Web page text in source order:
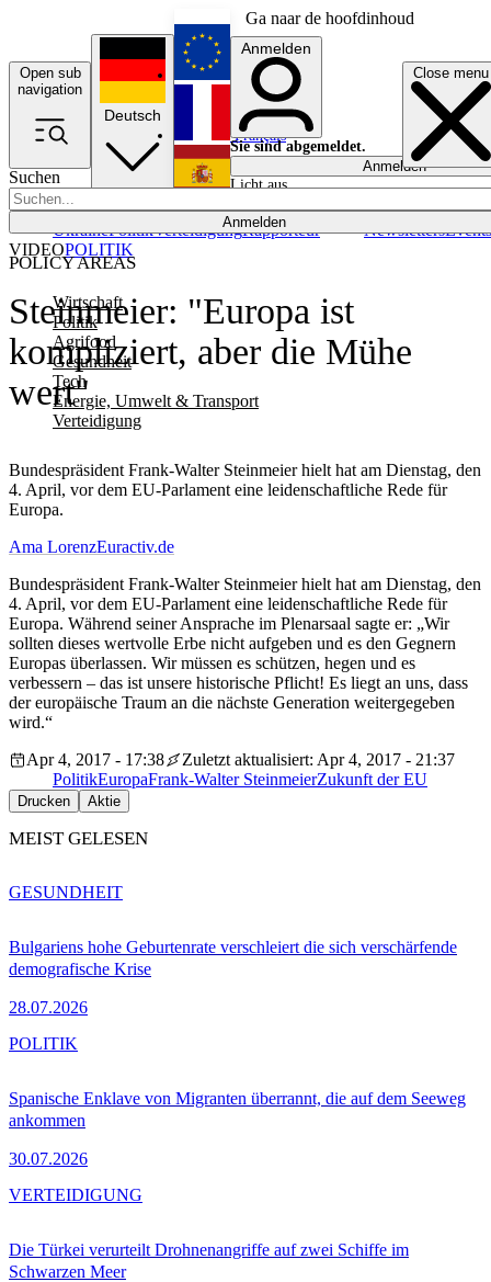
Ga naar de hoofdinhoud
Open sub
navigation
Close menu
Suchen
Anmelden
POLICY AREAS
Wirtschaft
Politik
Agrifood
Gesundheit
Tech
Energie, Umwelt & Transport
Verteidigung
UkrainePolitikVerteidigungRapporteur NewslettersEvents
Deutsch
English
Français
Anmelden
Sie sind abgemeldet.
Anmelden
Licht aus
Steinmeier: "Europa ist
kompliziert, aber die Mühe
wert"
Bundespräsident Frank-Walter Steinmeier hielt hat am Dienstag, den
4. April, vor dem EU-Parlament eine leidenschaftliche Rede für
Europa.
VIDEOPOLITIK
Ama LorenzEuractiv.de
Bundespräsident Frank-Walter Steinmeier hielt hat am Dienstag, den
4. April, vor dem EU-Parlament eine leidenschaftliche Rede für
Europa. Während seiner Ansprache im Plenarsaal sagte er: „Wir
sollten dieses wertvolle Erbe nicht aufgeben und es den Gegnern
Europas überlassen. Wir müssen es schützen, hegen und es
verbessern – das ist unsere historische Pflicht! Es liegt an uns, dass
der europäische Traum an die nächste Generation weitergegeben
wird.“
Apr 4, 2017 - 17:38
Zuletzt aktualisiert: Apr 4, 2017 - 21:37
PolitikEuropaFrank-Walter SteinmeierZukunft der EU
Drucken Aktie
MEIST GELESEN
Bulgariens hohe Geburtenrate verschleiert die sich verschärfende
demografische Krise
28.07.2026
GESUNDHEIT
Spanische Enklave von Migranten überrannt, die auf dem Seeweg
ankommen
30.07.2026
POLITIK
Die Türkei verurteilt Drohnenangriffe auf zwei Schiffe im
Schwarzen Meer
VERTEIDIGUNG